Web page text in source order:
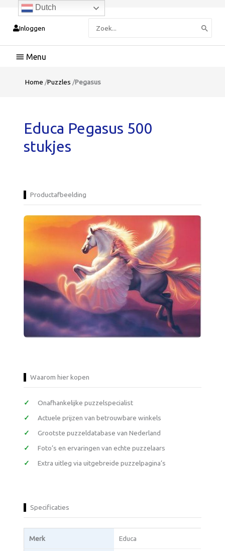
Inloggen
naar:
Hoofdmenu
Home /Puzzles /Pegasus
Educa Pegasus 500
stukjes
Productafbeelding
Waarom hier kopen
Onafhankelijke puzzelspecialist
Actuele prijzen van betrouwbare winkels
Grootste puzzeldatabase van Nederland
Foto’s en ervaringen van echte puzzelaars
Extra uitleg via uitgebreide puzzelpagina’s
Specificaties
Merk Educa
Dutch